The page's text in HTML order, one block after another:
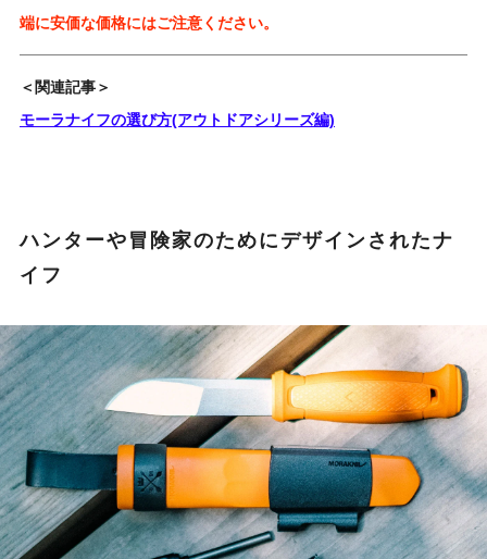
端に安価な価格にはご注意ください。
＜関連記事＞
モーラナイフの選び方(アウトドアシリーズ編)
ハンターや冒険家のためにデザインされたナ
イフ